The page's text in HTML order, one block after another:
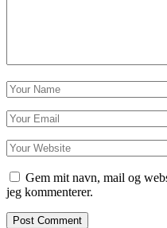
Gem mit navn, mail og
jeg kommenterer.